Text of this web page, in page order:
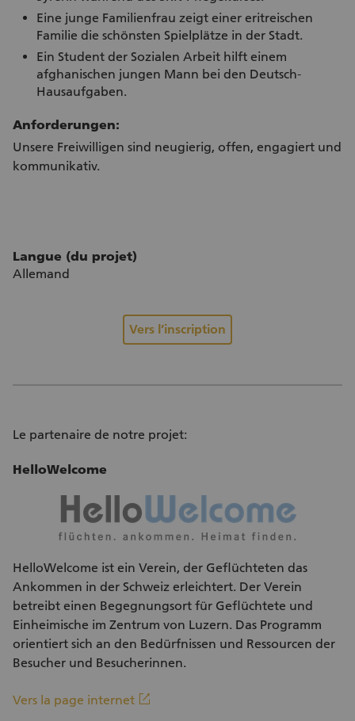
Eine junge Familienfrau zeigt einer eritreischen
Familie die schönsten Spielplätze in der Stadt.
Ein Student der Sozialen Arbeit hilft einem
afghanischen jungen Mann bei den Deutsch-
Hausaufgaben.
Anforderungen:
Unsere Freiwilligen sind neugierig, offen, engagiert und
kommunikativ.
Langue (du projet)
Allemand
Vers l’inscription
Le partenaire de notre projet:
HelloWelcome
HelloWelcome ist ein Verein, der Geflüchteten das
Ankommen in der Schweiz erleichtert. Der Verein
betreibt einen Begegnungsort für Geflüchtete und
Einheimische im Zentrum von Luzern. Das Programm
orientiert sich an den Bedürfnissen und Ressourcen der
Besucher und Besucherinnen.
Vers la page internet linkout